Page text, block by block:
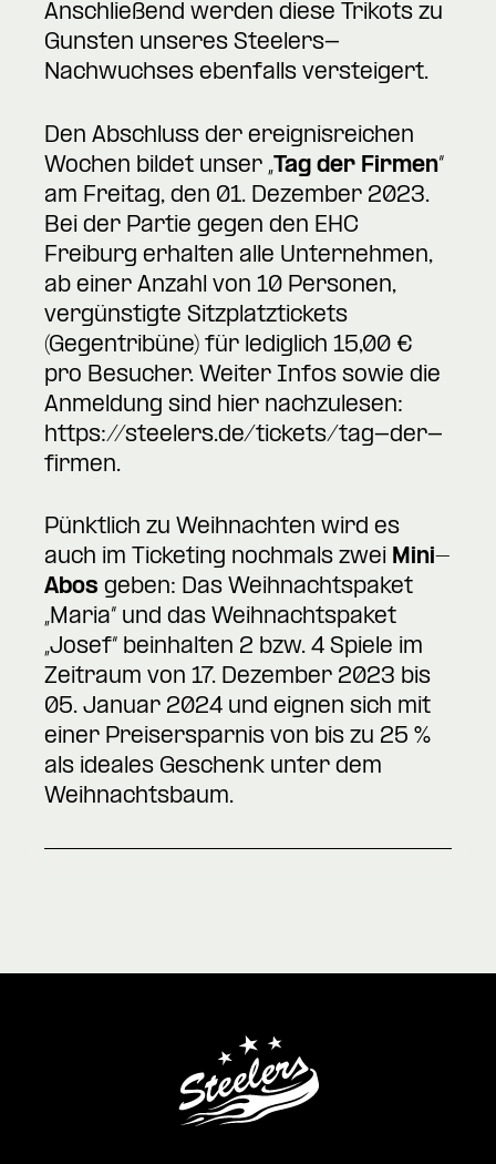
Anschließend werden diese Trikots zu
Gunsten unseres Steelers-
Nachwuchses ebenfalls versteigert.
Den Abschluss der ereignisreichen
Wochen bildet unser „Tag der Firmen“
am Freitag, den 01. Dezember 2023.
Bei der Partie gegen den EHC
Freiburg erhalten alle Unternehmen,
ab einer Anzahl von 10 Personen,
vergünstigte Sitzplatztickets
(Gegentribüne) für lediglich 15,00 €
pro Besucher. Weiter Infos sowie die
Anmeldung sind hier nachzulesen:
https://steelers.de/tickets/tag-der-
firmen.
Pünktlich zu Weihnachten wird es
auch im Ticketing nochmals zwei Mini-
Abos geben: Das Weihnachtspaket
„Maria“ und das Weihnachtspaket
„Josef“ beinhalten 2 bzw. 4 Spiele im
Zeitraum von 17. Dezember 2023 bis
05. Januar 2024 und eignen sich mit
einer Preisersparnis von bis zu 25 %
als ideales Geschenk unter dem
Weihnachtsbaum.